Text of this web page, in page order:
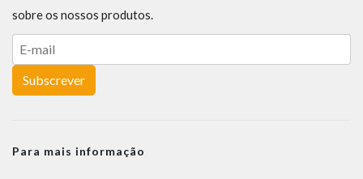
sobre os nossos produtos.
Subscrever
Para mais informação